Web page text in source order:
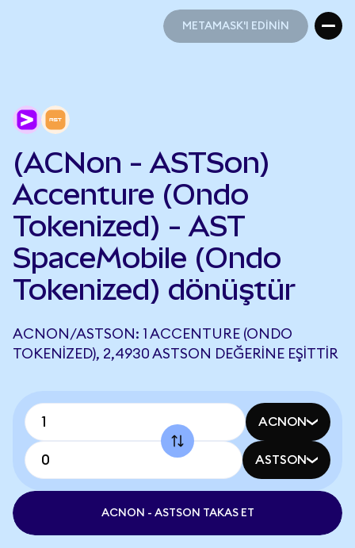
METAMASK'I EDİNİN
(ACNon - ASTSon)
Accenture (Ondo
Tokenized) - AST
SpaceMobile (Ondo
Tokenized) dönüştür
ACNON/ASTSON: 1 ACCENTURE (ONDO
TOKENIZED), 2,4930 ASTSON DEĞERINE EŞITTIR
ACNON
ASTSON
ACNON - ASTSON TAKAS ET